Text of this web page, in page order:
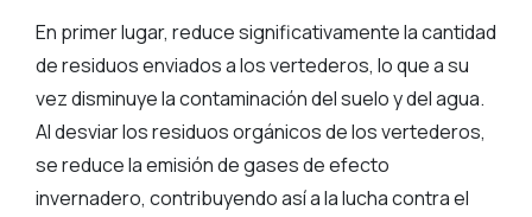
En primer lugar, reduce significativamente la cantidad
de residuos enviados a los vertederos, lo que a su
vez disminuye la contaminación del suelo y del agua.
Al desviar los residuos orgánicos de los vertederos,
se reduce la emisión de gases de efecto
invernadero, contribuyendo así a la lucha contra el